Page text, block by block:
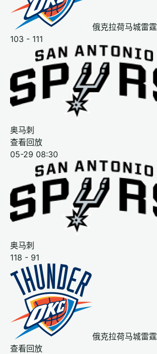
俄克拉荷马城雷霆
103 - 111
奥马刺
查看回放
05-29 08:30
奥马刺
118 - 91
俄克拉荷马城雷霆
查看回放